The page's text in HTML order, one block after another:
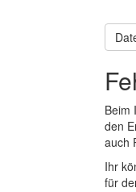
Beim
den
auch
Ihr
für